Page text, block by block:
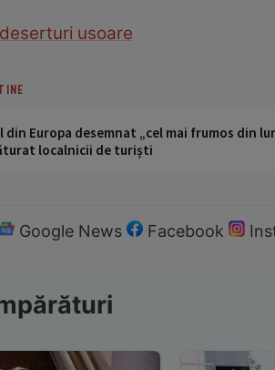
deserturi usoare
din Europa desemnat „cel mai frumos din
localnicii de turiști
Google News Facebook